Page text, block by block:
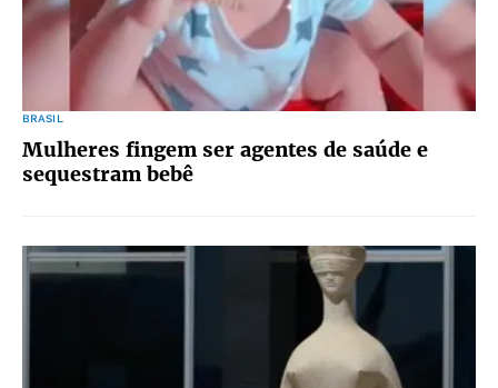
BRASIL
Mulheres fingem ser agentes de saúde e
sequestram bebê